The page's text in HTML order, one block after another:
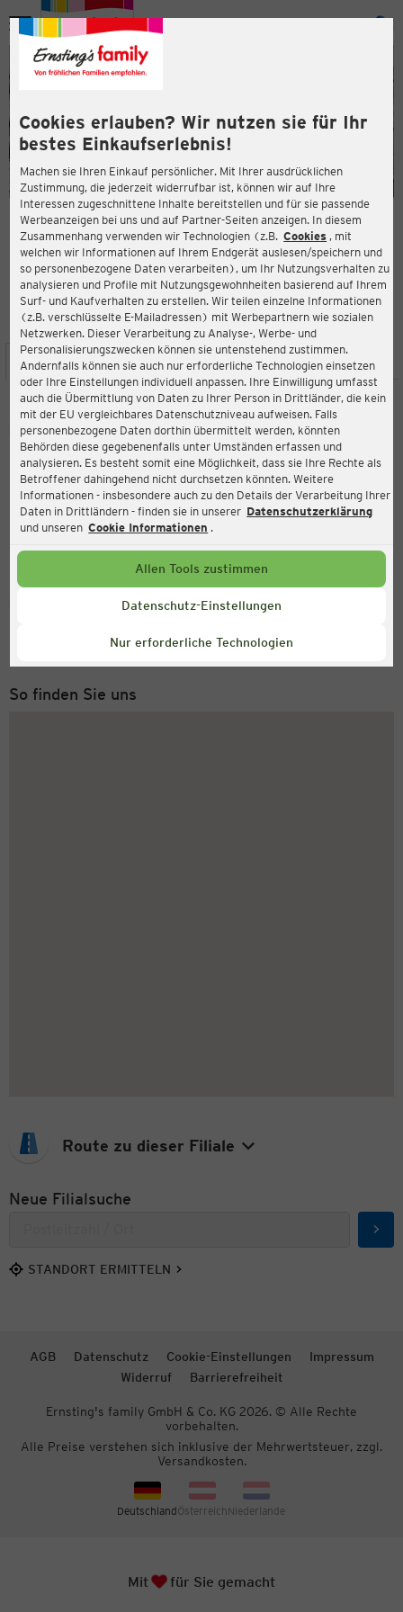
Cookies erlauben? Wir nutzen sie für Ihr
bestes Einkaufserlebnis!
Machen sie Ihren Einkauf persönlicher. Mit Ihrer ausdrücklichen
Zustimmung, die jederzeit widerrufbar ist, können wir auf Ihre
Interessen zugeschnittene Inhalte bereitstellen und für sie passende
Werbeanzeigen bei uns und auf Partner-Seiten anzeigen. In diesem
Zusammenhang verwenden wir Technologien (z.B. Cookies , mit
welchen wir Informationen auf Ihrem Endgerät auslesen/speichern und
so personenbezogene Daten verarbeiten), um Ihr Nutzungsverhalten zu
analysieren und Profile mit Nutzungsgewohnheiten basierend auf Ihrem
Surf- und Kaufverhalten zu erstellen. Wir teilen einzelne Informationen
(z.B. verschlüsselte E-Mailadressen) mit Werbepartnern wie sozialen
Netzwerken. Dieser Verarbeitung zu Analyse-, Werbe- und
Personalisierungszwecken können sie untenstehend zustimmen.
Andernfalls können sie auch nur erforderliche Technologien einsetzen
oder Ihre Einstellungen individuell anpassen. Ihre Einwilligung umfasst
auch die Übermittlung von Daten zu Ihrer Person in Drittländer, die kein
mit der EU vergleichbares Datenschutzniveau aufweisen. Falls
personenbezogene Daten dorthin übermittelt werden, könnten
Behörden diese gegebenenfalls unter Umständen erfassen und
analysieren. Es besteht somit eine Möglichkeit, dass sie Ihre Rechte als
Betroffener dahingehend nicht durchsetzen könnten. Weitere
Informationen - insbesondere auch zu den Details der Verarbeitung Ihrer
Daten in Drittländern - finden sie in unserer Datenschutzerklärung
und unseren Cookie Informationen .
Allen Tools zustimmen
Datenschutz-Einstellungen
Nur erforderliche Technologien
Menü
ERNSTING'S FAMILY FILIALE
Posthalterweg 10
26129 Oldenburg
3,9
Bewertung:
STANDORT SERVICES SORTIMENT AKTIONEN
Ernsting's family
Posthalterweg 10, 26129 Oldenburg
Service Hotline
Montag bis Freitag 8-18 Uhr
So finden Sie uns
Route zu dieser Filiale
Neue Filialsuche
STANDORT ERMITTELN
AGB Datenschutz Cookie-Einstellungen
Impressum
Widerruf
Barrierefreiheit
Ernsting's family GmbH & Co. KG 2026. © Alle Rechte
vorbehalten.
Alle Preise verstehen sich inklusive der Mehrwertsteuer, zzgl.
Versandkosten.
DeutschlandÖsterreichNiederlande
MitHerz
für Sie gemacht